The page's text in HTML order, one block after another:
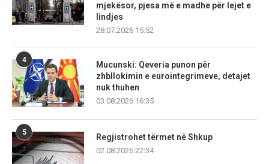
mjekësor, pjesa më e madhe për lejet e
lindjes
28.07.2026 15:52
4
Mucunski: Qeveria punon për
zhbllokimin e eurointegrimeve, detajet
nuk thuhen
03.08.2026 16:35
5
Regjistrohet tërmet në Shkup
02.08.2026 22:34